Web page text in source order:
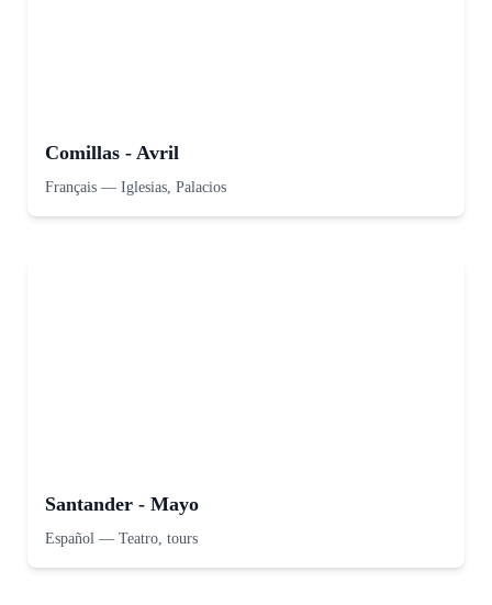
Comillas - Avril
Français — Iglesias, Palacios
Santander - Mayo
Español — Teatro, tours